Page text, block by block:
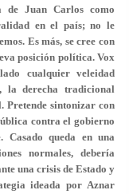
de Juan Carlos como
en el país; no le
Es más, se cree con
posición política. Vox
cualquier veleidad
la derecha tradicional
Pretende sintonizar con
contra el gobierno
Casado queda en una
normales, debería
una crisis de Estado y
ideada por Aznar